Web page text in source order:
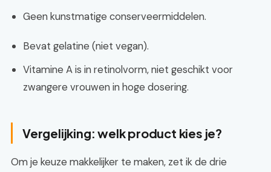
Geen kunstmatige conserveermiddelen.
Bevat gelatine (niet vegan).
Vitamine A is in retinolvorm, niet geschikt voor
zwangere vrouwen in hoge dosering.
Vergelijking: welk product kies je?
Om je keuze makkelijker te maken, zet ik de drie